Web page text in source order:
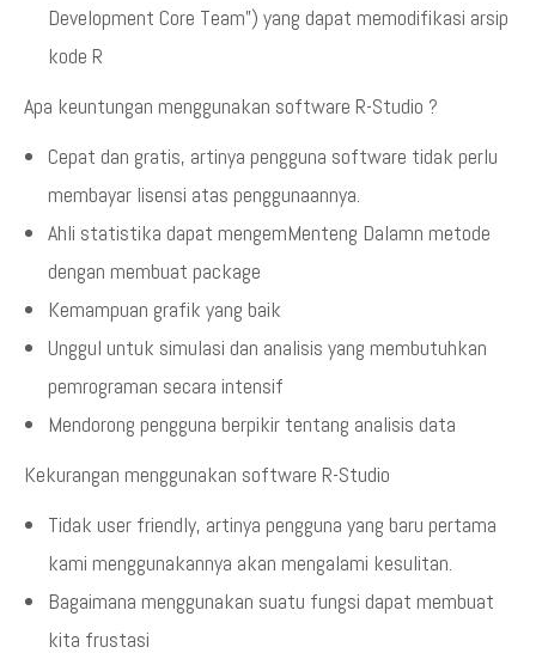
Development Core Team”) yang dapat memodifikasi arsip
kode R
Apa keuntungan menggunakan software R-Studio ?
Cepat dan gratis, artinya pengguna software tidak perlu
membayar lisensi atas penggunaannya.
Ahli statistika dapat mengemMenteng Dalamn metode
dengan membuat package
Kemampuan grafik yang baik
Unggul untuk simulasi dan analisis yang membutuhkan
pemrograman secara intensif
Mendorong pengguna berpikir tentang analisis data
Kekurangan menggunakan software R-Studio
Tidak user friendly, artinya pengguna yang baru pertama
kami menggunakannya akan mengalami kesulitan.
Bagaimana menggunakan suatu fungsi dapat membuat
kita frustasi